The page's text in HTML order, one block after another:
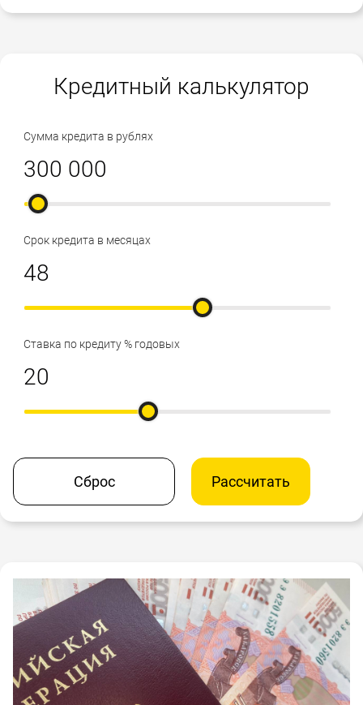
Кредитный калькулятор
Сумма кредита в рублях
Срок кредита в месяцах
Ставка по кредиту % годовых
Сброс Рассчитать